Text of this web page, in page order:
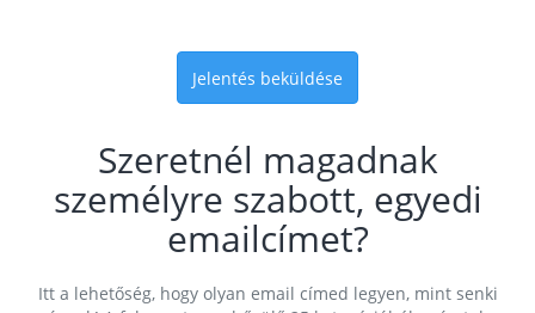
Jelentés beküldése
Szeretnél magadnak
személyre szabott, egyedi
emailcímet?
Itt a lehetőség, hogy olyan email címed legyen, mint senki